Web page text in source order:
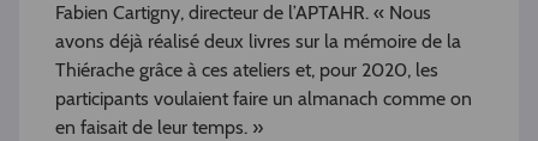
Fabien Cartigny, directeur de l’APTAHR. « Nous
avons déjà réalisé deux livres sur la mémoire de la
Thiérache grâce à ces ateliers et, pour 2020, les
participants voulaient faire un almanach comme on
en faisait de leur temps. »